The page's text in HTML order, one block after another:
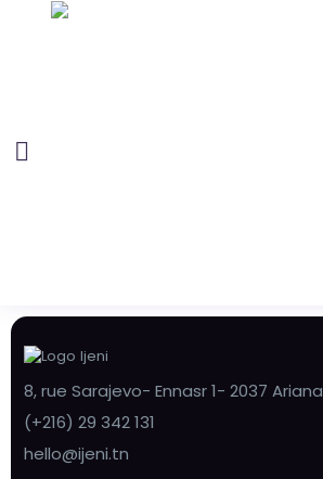
8, rue Sarajevo- Ennasr 1- 2037 Ariana
(+216) 29 342 131
hello@ijeni.tn